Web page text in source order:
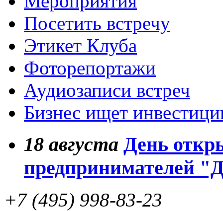
Посетить встречу
Этикет Клуба
Фоторепортажи
Аудиозаписи встреч
Бизнес ищет
18 августа День
предпринимателей
+7 (495) 998-83-23